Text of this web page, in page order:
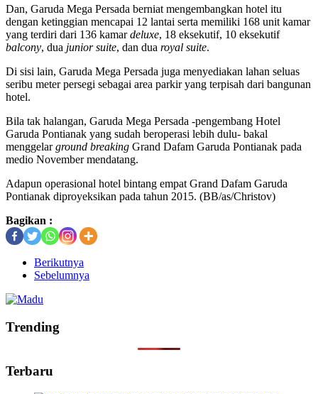
Dan, Garuda Mega Persada berniat mengembangkan hotel itu
dengan ketinggian mencapai 12 lantai serta memiliki 168 unit kamar
yang terdiri dari 136 kamardeluxe, 18 eksekutif, 10 eksekutif
balcony, dua junior suite, dan dua royal suite.
Di sisi lain, Garuda Mega Persada juga menyediakan lahan seluas
seribu meter persegi sebagai area parkir yang terpisah dari bangunan
hotel.
Bila tak halangan, Garuda Mega Persada -pengembang Hotel
Garuda Pontianak yang sudah beroperasi lebih dulu- bakal
menggelarground breaking Grand Dafam Garuda Pontianak pada
medio November mendatang.
Adapun operasional hotel bintang empat Grand Dafam Garuda
Pontianak diproyeksikan pada tahun 2015. (BB/as/Christov)
Bagikan :
Berikutnya
Sebelumnya
Trending
Terbaru